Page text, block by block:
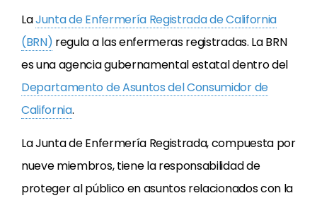
LaJunta de Enfermería Registrada de California
(BRN) regula a las enfermeras registradas. La BRN
es una agencia gubernamental estatal dentro del
Departamento de Asuntos del Consumidor de
California.
La Junta de Enfermería Registrada, compuesta por
nueve miembros, tiene la responsabilidad de
proteger al público en asuntos relacionados con la